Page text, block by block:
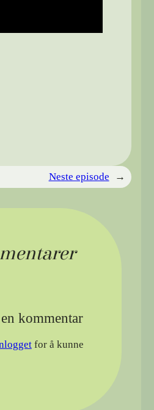
Neste episode →
kommentar
for å kunne